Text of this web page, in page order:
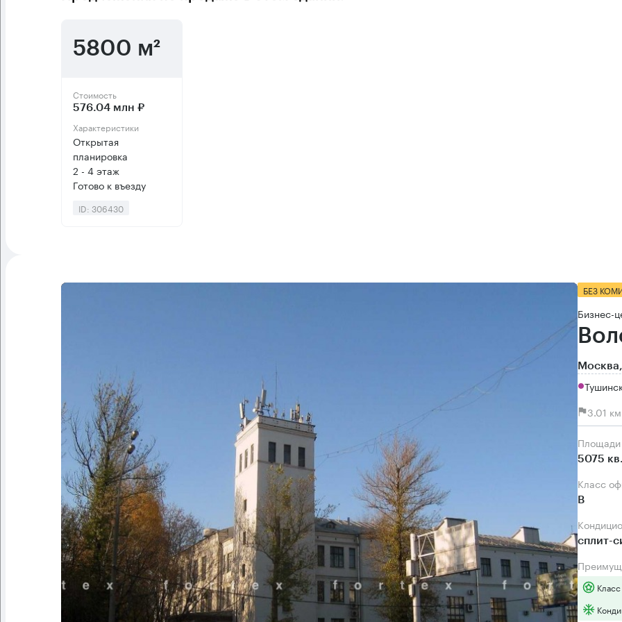
5800 м²
Стоимость
576.04 млн ₽
Характеристики
Открытая
планировка
2 - 4 этаж
Готово к въезду
ID: 306430
БЕЗ
Бизнес-
3.01
Площади
5075
Класс
B
сплит-